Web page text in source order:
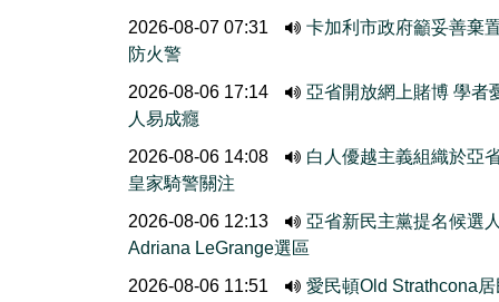
2026-08-07 07:31
卡加利市政府籲妥善棄
防火警
2026-08-06 17:14
亞省開放網上賭博 學者
人易成癮
2026-08-06 14:08
白人優越主義組織於亞
皇家騎警關注
2026-08-06 12:13
亞省新民主黨提名候選
Adriana LeGrange選區
2026-08-06 11:51
愛民頓Old Strathcona